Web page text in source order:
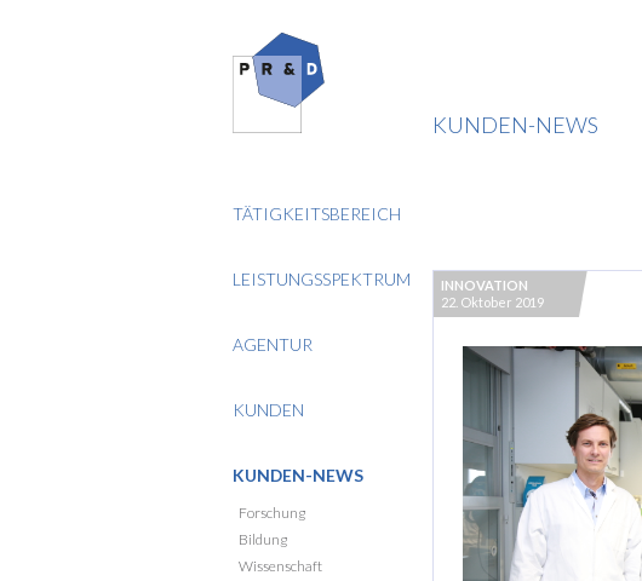
TÄTIGKEITSBEREICH
LEISTUNGSSPEKTRUM
AGENTUR
KUNDEN
KUNDEN-NEWS
Forschung
Bildung
Wissenschaft
KUNDEN-NEWS
INNOVATION
22. Oktober 2019